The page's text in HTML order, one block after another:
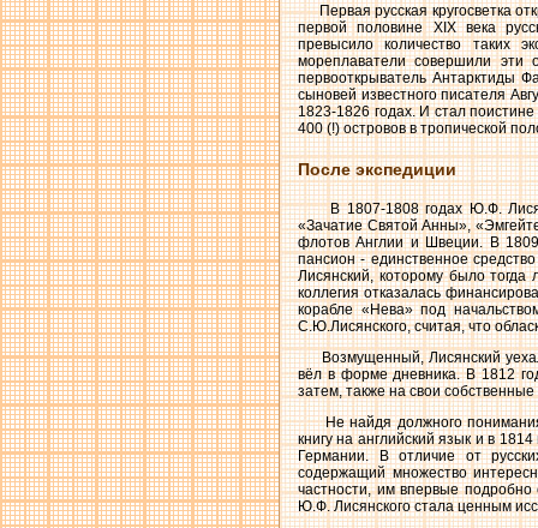
Первая русская кругосветка
первой половине XIX века
превысило количество таких
мореплаватели совершили эти
первооткрыватель Антарктиды
сыновей известного писателя
1823-1826 годах. И стал
400 (!) островов в тропической
После экспедиции
В 1807-1808 годах Ю.Ф.
«Зачатие Святой Анны»,
флотов Англии и Швеции. В
пансион - единственное
Лисянский, которому было
коллегия отказалась
корабле «Нева» под
С.Ю.Лисянского, считая, что
Возмущенный, Лисянский уехал
вёл в форме дневника. В 1812
затем, также на свои
Не найдя должного понимания
книгу на английский язык и в
Германии. В отличие от
содержащий множество
частности, им впервые
Ю.Ф. Лисянского стала ценным